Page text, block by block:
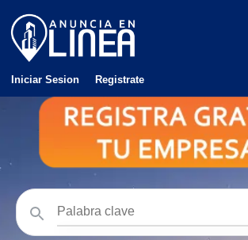
Iniciar Sesion Registrate